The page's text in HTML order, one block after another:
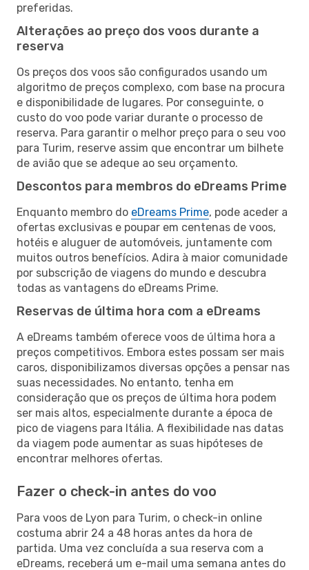
preferidas.
Alterações ao preço dos voos durante a
reserva
Os preços dos voos são configurados usando um
algoritmo de preços complexo, com base na procura
e disponibilidade de lugares. Por conseguinte, o
custo do voo pode variar durante o processo de
reserva. Para garantir o melhor preço para o seu voo
para Turim, reserve assim que encontrar um bilhete
de avião que se adeque ao seu orçamento.
Descontos para membros do eDreams Prime
Enquanto membro do eDreams Prime, pode aceder a
ofertas exclusivas e poupar em centenas de voos,
hotéis e aluguer de automóveis, juntamente com
muitos outros benefícios. Adira à maior comunidade
por subscrição de viagens do mundo e descubra
todas as vantagens do eDreams Prime.
Reservas de última hora com a eDreams
A eDreams também oferece voos de última hora a
preços competitivos. Embora estes possam ser mais
caros, disponibilizamos diversas opções a pensar nas
suas necessidades. No entanto, tenha em
consideração que os preços de última hora podem
ser mais altos, especialmente durante a época de
pico de viagens para Itália. A flexibilidade nas datas
da viagem pode aumentar as suas hipóteses de
encontrar melhores ofertas.
Fazer o check-in antes do voo
Para voos de Lyon para Turim, o check-in online
costuma abrir 24 a 48 horas antes da hora de
partida. Uma vez concluída a sua reserva com a
eDreams, receberá um e-mail uma semana antes do